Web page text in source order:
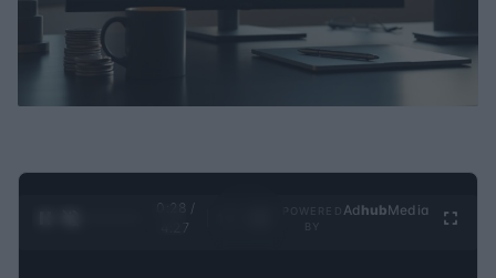
0:29 /
4:27
Ad hubMedia